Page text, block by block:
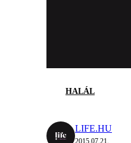
HALÁL
LIFE.HU
2015.07.21.